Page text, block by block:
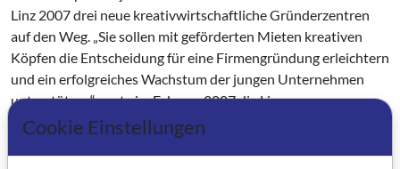
Linz 2007 drei neue kreativwirtschaftliche Gründerzentren
auf den Weg. „Sie sollen mit geförderten Mieten kreativen
Köpfen die Entscheidung für eine Firmengründung erleichtern
und ein erfolgreiches Wachstum der jungen Unternehmen
unterstützen“, sagte im Februar 2007 die Linzer
Wirtschaftsreferentin Susanne Wegscheider.
In Kooperation mit der Stadt sind Flächen von jeweils von 500
Cookie Einstellungen